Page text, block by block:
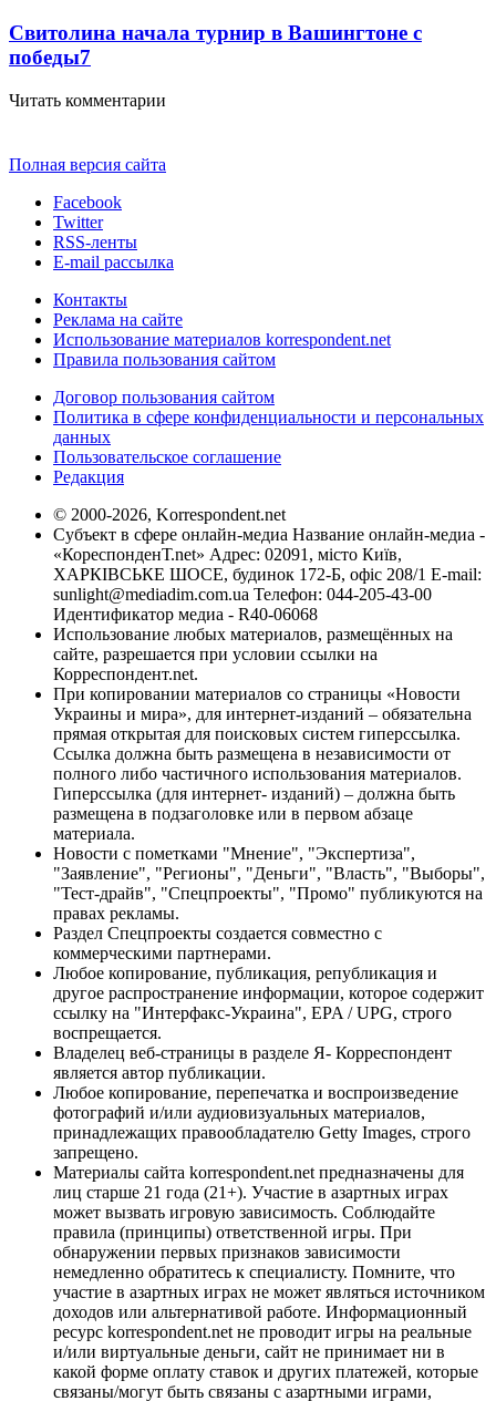
Свитолина начала турнир в Вашингтоне с
победы7
Читать комментарии
Полная версия сайта
Facebook
Twitter
RSS-ленты
E-mail рассылка
Контакты
Реклама на сайте
Использование материалов korrespondent.net
Правила пользования сайтом
Договор пользования сайтом
Политика в сфере конфиденциальности и персональных
данных
Пользовательское соглашение
Редакция
© 2000-2026, Korrespondent.net
Субъект в сфере онлайн-медиа Название онлайн-медиа -
«КореспонденТ.net» Адрес: 02091, місто Київ,
ХАРКІВСЬКЕ ШОСЕ, будинок 172-Б, офіс 208/1 E-mail:
sunlight@mediadim.com.ua Телефон: 044-205-43-00
Идентификатор медиа - R40-06068
Использование любых материалов, размещённых на
сайте, разрешается при условии ссылки на
Корреспондент.net.
При копировании материалов со страницы «Новости
Украины и мира», для интернет-изданий – обязательна
прямая открытая для поисковых систем гиперссылка.
Ссылка должна быть размещена в независимости от
полного либо частичного использования материалов.
Гиперссылка (для интернет- изданий) – должна быть
размещена в подзаголовке или в первом абзаце
материала.
Новости с пометками "Мнение", "Экспертиза",
"Заявление", "Регионы", "Деньги", "Власть", "Выборы",
"Тест-драйв", "Спецпроекты", "Промо" публикуются на
правах рекламы.
Раздел Спецпроекты создается совместно с
коммерческими партнерами.
Любое копирование, публикация, републикация и
другое распространение информации, которое содержит
ссылку на "Интерфакс-Украина", EPA / UPG, строго
воспрещается.
Владелец веб-страницы в разделе Я- Корреспондент
является автор публикации.
Любое копирование, перепечатка и воспроизведение
фотографий и/или аудиовизуальных материалов,
принадлежащих правообладателю Getty Images, строго
запрещено.
Материалы сайта korrespondent.net предназначены для
лиц старше 21 года (21+). Участие в азартных играх
может вызвать игровую зависимость. Соблюдайте
правила (принципы) ответственной игры. При
обнаружении первых признаков зависимости
немедленно обратитесь к специалисту. Помните, что
участие в азартных играх не может являться источником
доходов или альтернативой работе. Информационный
ресурс korrespondent.net не проводит игры на реальные
и/или виртуальные деньги, сайт не принимает ни в
какой форме оплату ставок и других платежей, которые
связаны/могут быть связаны с азартными играми,